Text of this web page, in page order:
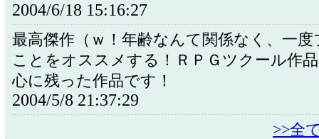
2004/6/18 15:16:27
最高傑作（ｗ！年齢なんて関係なく、一
ことをオススメする！ＲＰＧツクール作
心に残った作品です！
2004/5/8 21:37:29
>>全